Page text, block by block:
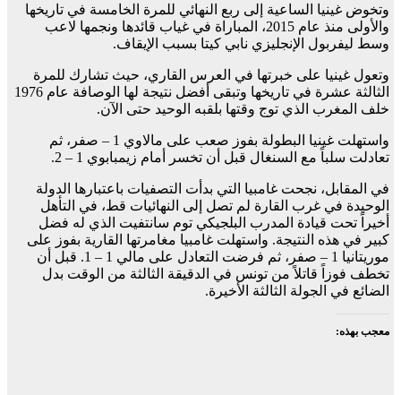
وتخوض غينيا الساعية إلى ربع النهائي للمرة الخامسة في تاريخها
والأولى منذ عام 2015، المباراة في غياب قائدها ونجمها لاعب
وسط ليفربول الإنجليزي نابي كيتا بسبب الإيقاف.
وتعول غينيا على خبرتها في العرس القاري، حيث تشارك للمرة
الثالثة عشرة في تاريخها وتبقى أفضل نتيجة لها الوصافة عام 1976
خلف المغرب الذي توج وقتها بلقبه الوحيد حتى الآن.
واستهلت غينيا البطولة بفوز صعب على مالاوي 1 – صفر، ثم
تعادلت سلباً مع السنغال قبل أن تخسر أمام زيمبابوي 1 – 2.
في المقابل، نجحت غامبيا التي بدأت التصفيات باعتبارها الدولة
الوحيدة في غرب القارة لم تصل إلى النهائيات قط، في التأهل
أخيراً تحت قيادة المدرب البلجيكي توم سانتفيت الذي له فضل
كبير في هذه النتيجة. واستهلت غامبيا مغامرتها القارية بفوز على
موريتانيا 1 – صفر، ثم فرضت التعادل على مالي 1 – 1. قبل أن
تخطف فوزاً قاتلاً من تونس في الدقيقة الثالثة من الوقت بدل
الضائع في الجولة الثالثة الأخيرة.
معجب بهذه: